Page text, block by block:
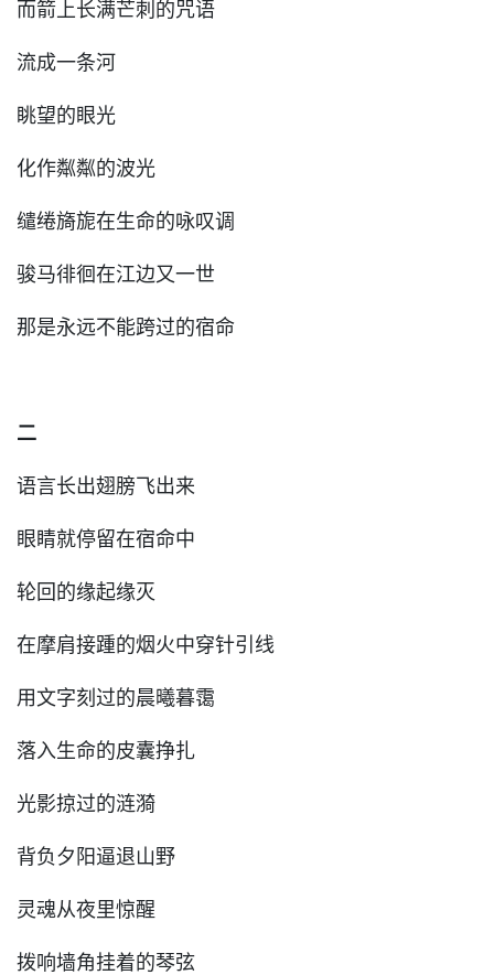
而箭上长满芒刺的咒语
流成一条河
眺望的眼光
化作粼粼的波光
缱绻旖旎在生命的咏叹调
骏马徘徊在江边又一世
那是永远不能跨过的宿命
二
语言长出翅膀飞出来
眼睛就停留在宿命中
轮回的缘起缘灭
在摩肩接踵的烟火中穿针引线
用文字刻过的晨曦暮霭
落入生命的皮囊挣扎
光影掠过的涟漪
背负夕阳逼退山野
灵魂从夜里惊醒
拨响墙角挂着的琴弦